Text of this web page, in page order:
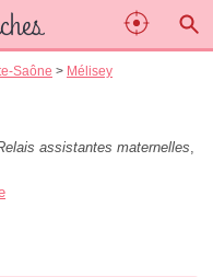
Saône > Mélisey
assistantes maternelles,